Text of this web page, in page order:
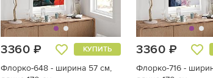
3360 ₽ КУПИТЬ
Флорко-648 - ширина 57 см,
3360 ₽
Флорко-716 -